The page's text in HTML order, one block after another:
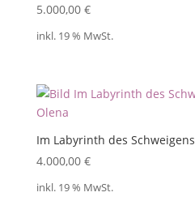
5.000,00 €
inkl. 19 % MwSt.
Im Labyrinth des Schweigens
4.000,00 €
inkl. 19 % MwSt.